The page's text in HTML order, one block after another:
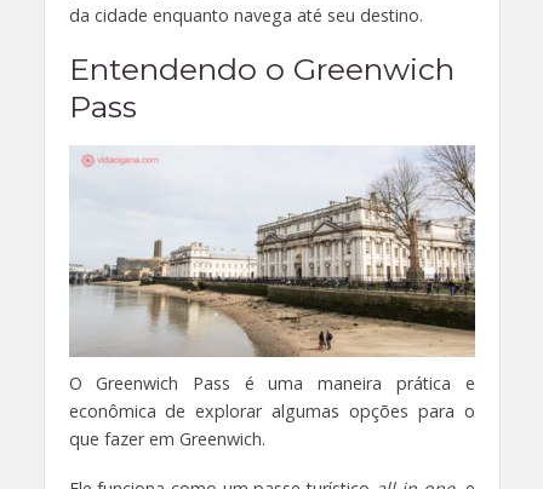
da cidade enquanto navega até seu destino.
Entendendo o Greenwich
Pass
O Greenwich Pass é uma maneira prática e
econômica de explorar algumas opções para o
que fazer em Greenwich.